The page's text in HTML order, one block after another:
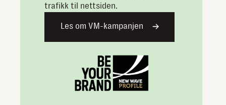
trafikk til nettsiden.
Les om VM-kampanjen